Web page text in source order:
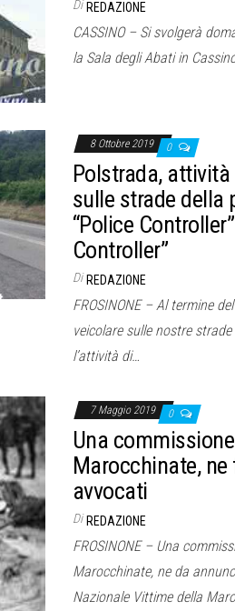
Di REDAZIONE
CASSINO – Si svolgerà
la Sala degli Abati in
8 Ottobre 2019 0
Polstrada,
sulle strade della
“Police
Controller”
Di REDAZIONE
FROSINONE – Al termine
veicolare sulle nostre
l’attività di…
7 Maggio 2019 0
Una
Marocchinate,
avvocati
Di REDAZIONE
FROSINONE – Una
Marocchinate, ne da
Nazionale Vittime della